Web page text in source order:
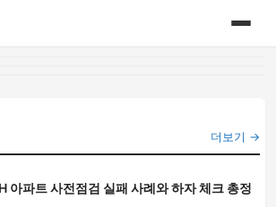
아파트 사전점검 실패 사례와 하자 체크 총정
더보기 →